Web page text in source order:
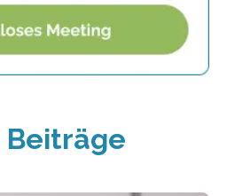
Beiträge